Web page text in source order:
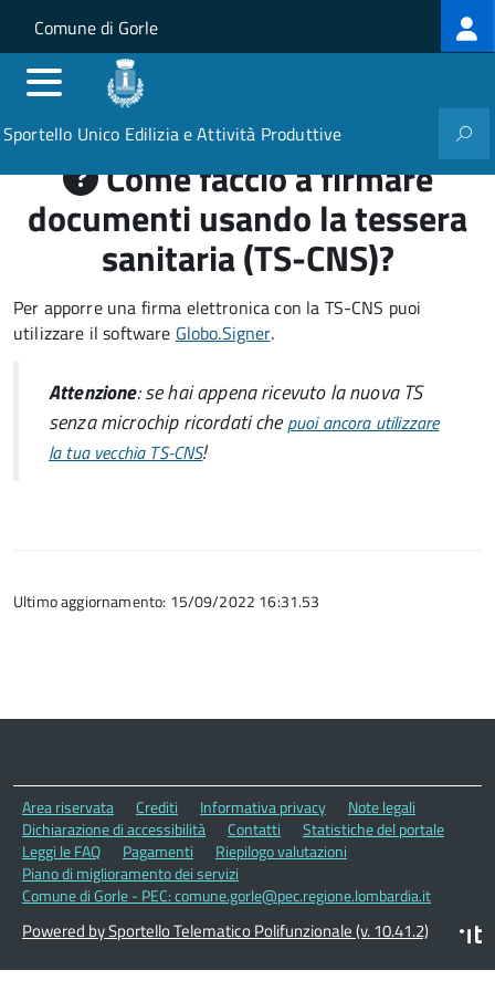
Salta al contenuto principale
Skip to site navigation
Comune di Gorle
Sportello Unico Edilizia e Attività Produttive
Come faccio a firmare
documenti usando la tessera
sanitaria (TS-CNS)?
Per apporre una firma elettronica con la TS-CNS puoi
utilizzare il software Globo.Signer.
Attenzione: se hai appena ricevuto la nuova TS
senza microchip ricordati che puoi ancora utilizzare
la tua vecchia TS-CNS!
Ultimo aggiornamento: 15/09/2022 16:31.53
Area riservata Crediti Informativa privacy
Note legali
Dichiarazione di accessibilità
Contatti
Statistiche del portale
Leggi le FAQ
Pagamenti
Riepilogo valutazioni
Piano di miglioramento dei servizi
Comune di Gorle - PEC: comune.gorle@pec.regione.lombardia.it
Powered by Sportello Telematico Polifunzionale (v. 10.41.2)